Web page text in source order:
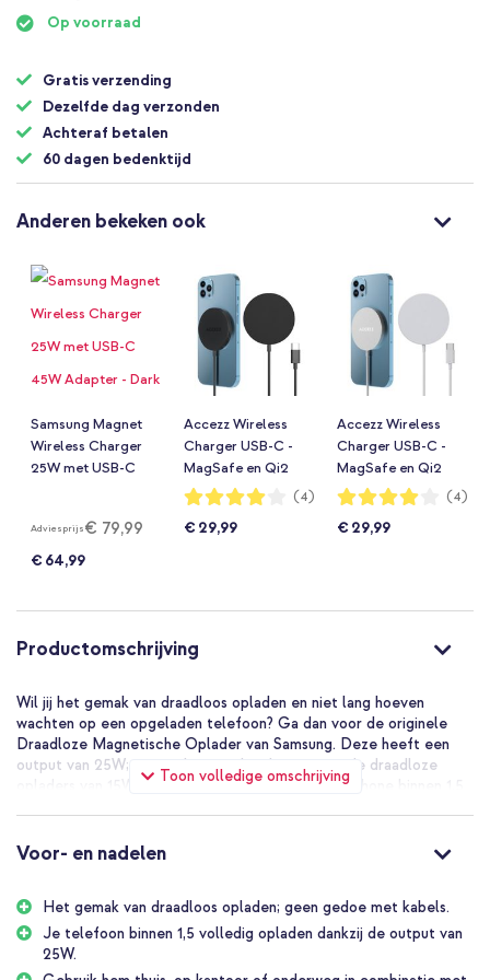
begin
van
afbeeldingen-
gallerij
Op voorraad
Gratis verzending
Dezelfde dag verzonden
Achteraf betalen
60 dagen bedenktijd
Anderen bekeken ook
Samsung Magnet
Wireless Charger
25W met USB-C
Adviesprijs€ 79,99
€ 64,99
Accezz Wireless
Charger USB-C -
MagSafe en Qi2
Draadloze Oplader
Waardering:
80%
(4)
€ 29,99
Accezz Wireless
Charger USB-C -
MagSafe en Qi2
Draadloze Oplader
Waardering:
80%
(4)
€ 29,99
Productomschrijving
Toon volledige omschrijving
Wil jij het gemak van draadloos opladen en niet lang hoeven
wachten op een opgeladen telefoon? Ga dan voor de originele
Draadloze Magnetische Oplader van Samsung. Deze heeft een
output van 25W; een stuk meer dan de voorgaande draadloze
opladers van 15W. Dit betekent dat je jouw smartphone binnen 1,5
wanneer jouw telefoon draadloos magnetisch opladen
De voordelen van de Samsung Draadloze Magnetische Oplader
Supersnel draadloos opladen dankzij de output van 25W
Perfecte magnetische uitlijning met Qi2
Voor- en nadelen
Het gemak van draadloos opladen; geen gedoe met kabels.
Je telefoon binnen 1,5 volledig opladen dankzij de output van
25W.